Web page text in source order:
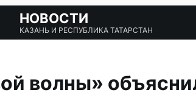
НОВОСТИ
КАЗАНЬ И РЕСПУБЛИКА ТАТАРСТАН
волны»